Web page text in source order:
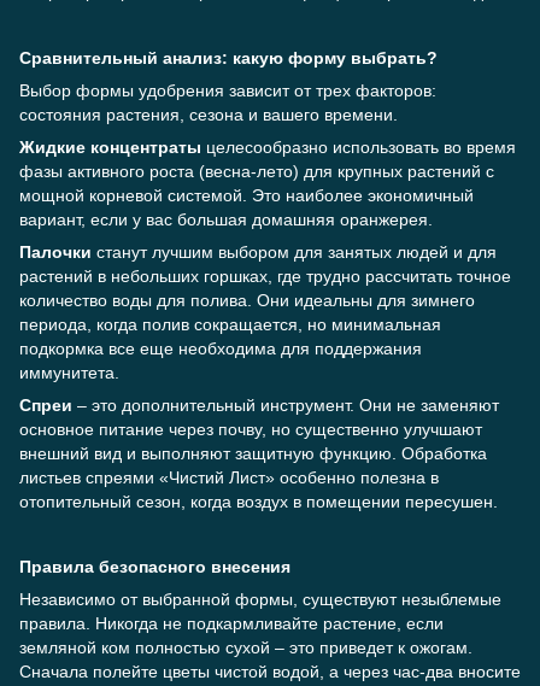
Сравнительный анализ: какую форму выбрать?
Выбор формы удобрения зависит от трех факторов:
состояния растения, сезона и вашего времени.
Жидкие концентраты целесообразно использовать во время
фазы активного роста (весна-лето) для крупных растений с
мощной корневой системой. Это наиболее экономичный
вариант, если у вас большая домашняя оранжерея.
Палочки станут лучшим выбором для занятых людей и для
растений в небольших горшках, где трудно рассчитать точное
количество воды для полива. Они идеальны для зимнего
периода, когда полив сокращается, но минимальная
подкормка все еще необходима для поддержания
иммунитета.
Спреи – это дополнительный инструмент. Они не заменяют
основное питание через почву, но существенно улучшают
внешний вид и выполняют защитную функцию. Обработка
листьев спреями «Чистий Лист» особенно полезна в
отопительный сезон, когда воздух в помещении пересушен.
Правила безопасного внесения
Независимо от выбранной формы, существуют незыблемые
правила. Никогда не подкармливайте растение, если
земляной ком полностью сухой – это приведет к ожогам.
Сначала полейте цветы чистой водой, а через час-два вносите